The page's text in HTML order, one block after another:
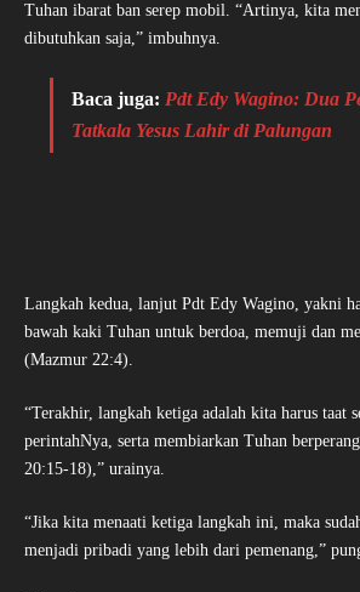
Tuhan ibarat ban serep mobil. “Artinya, kita
dibutuhkan saja,” imbuhnya.
Baca juga: Pdt Edy Wagino: Dua
Tatkala Yesus Lahir di Palungan
Langkah kedua, lanjut Pdt Edy Wagino, yakni
bawah kaki Tuhan untuk berdoa, memuji dan
(Mazmur 22:4).
“Terakhir, langkah ketiga adalah kita harus taat
perintahNya, serta membiarkan Tuhan
20:15-18),” urainya.
“Jika kita menaati ketiga langkah ini, maka
menjadi pribadi yang lebih dari pemenang,”